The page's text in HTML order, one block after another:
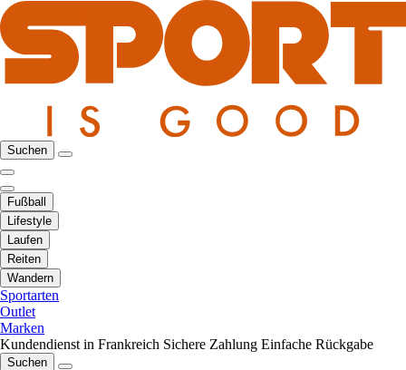
Suchen
Fußball
Lifestyle
Laufen
Reiten
Wandern
Sportarten
Outlet
Marken
Kundendienst in Frankreich Sichere Zahlung Einfache Rückgabe
Suchen